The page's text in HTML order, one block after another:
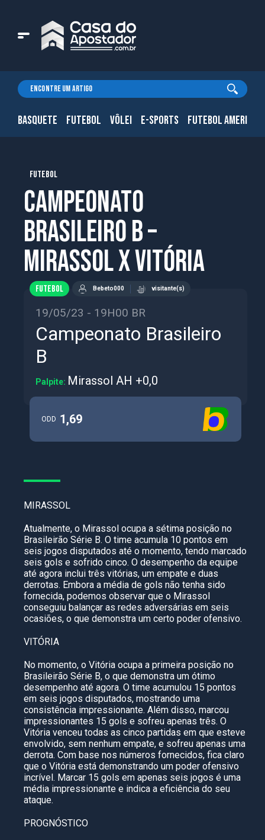
BASQUETE FUTEBOL VÔLEI E-SPORTS FUTEBOL
FUTEBOL
Campeonato
Brasileiro B –
Mirassol x Vitória
FUTEBOL Bebeto000 visitante(s)
19/05/23 - 19H00 BR
Campeonato Brasileiro
B
Palpite: Mirassol AH +0,0
ODD 1,69
MIRASSOL
Atualmente, o Mirassol ocupa a sétima posição no
Brasileirão Série B. O time acumula 10 pontos em
seis jogos disputados até o momento, tendo marcado
seis gols e sofrido cinco. O desempenho da equipe
até agora inclui três vitórias, um empate e duas
derrotas. Embora a média de gols não tenha sido
fornecida, podemos observar que o Mirassol
conseguiu balançar as redes adversárias em seis
ocasiões, o que demonstra um certo poder ofensivo.
VITÓRIA
No momento, o Vitória ocupa a primeira posição no
Brasileirão Série B, o que demonstra um ótimo
desempenho até agora. O time acumulou 15 pontos
em seis jogos disputados, mostrando uma
consistência impressionante. Além disso, marcou
impressionantes 15 gols e sofreu apenas três. O
Vitória venceu todas as cinco partidas em que esteve
envolvido, sem nenhum empate, e sofreu apenas uma
derrota. Com base nos números fornecidos, fica claro
que o Vitória está demonstrando um poder ofensivo
incrível. Marcar 15 gols em apenas seis jogos é uma
média impressionante e indica a eficiência do seu
ataque.
PROGNÓSTICO